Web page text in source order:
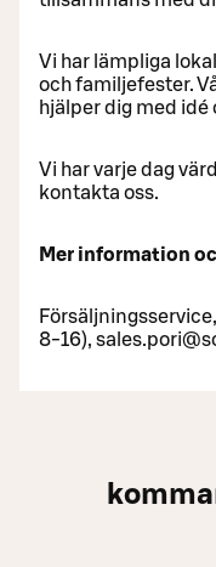
Vi har lämpliga
och familjefester.
hjälper dig med idé
Vi har varje dag
kontakta oss.
Mer information
8-16),